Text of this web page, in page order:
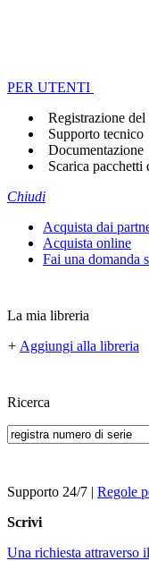
PER UTENTI
Registrazione
Supporto tecnico
Documentazione
Scarica pacchetti
Chiudi
Acquista dai
Acquista online
Fai una domanda
La mia libreria
+ Aggiungi alla libreria
Ricerca
Supporto 24/7 | Regole
Scrivi
Una richiesta attraverso